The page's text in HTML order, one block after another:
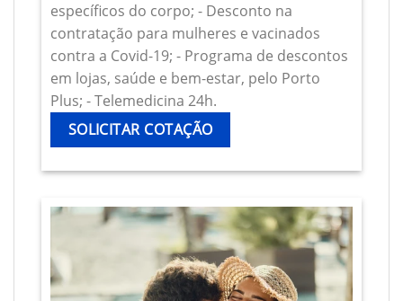
específicos do corpo; - Desconto na
contratação para mulheres e vacinados
contra a Covid-19; - Programa de descontos
em lojas, saúde e bem-estar, pelo Porto
Plus; - Telemedicina 24h.
SOLICITAR COTAÇÃO